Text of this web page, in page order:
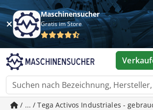
Maschinensucher
Gratis im Store
/ ... / Tega Activos Industriales -